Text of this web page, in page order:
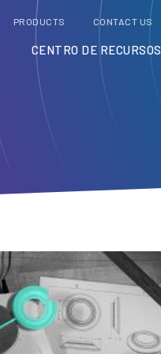
PRODUCTS CONTACT US
CENTRO DE RECURSOS